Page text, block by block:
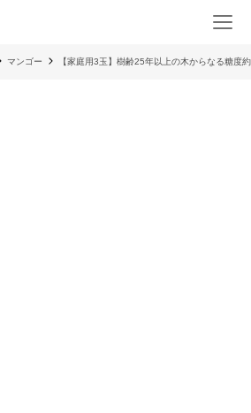
マンゴー 【家庭用3玉】樹齢25年以上の木からなる糖度